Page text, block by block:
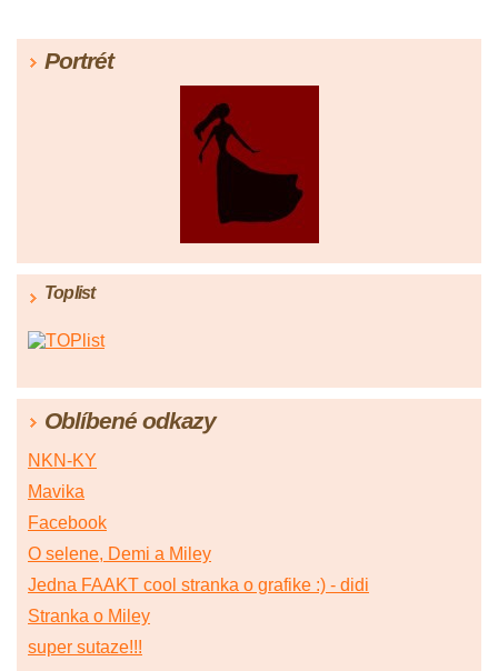
Portrét
Toplist
Oblíbené odkazy
NKN-KY
Mavika
Facebook
O selene, Demi a Miley
Jedna FAAKT cool stranka o grafike :) - didi
Stranka o Miley
super sutaze!!!